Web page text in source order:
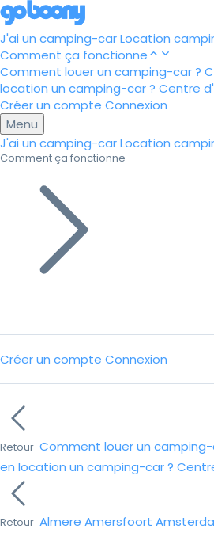
J'ai un camping-carLocation
Comment ça fonctionne
Comment louer un camping-car ?
location un camping-car ? Centre
Créer un compte Connexion
Menu
J'ai un camping-carLocation
Comment ça fonctionne
Créer un compte Connexion
Retour Comment louer un camping-
en location un camping-car ?
Retour Almere Amersfoort